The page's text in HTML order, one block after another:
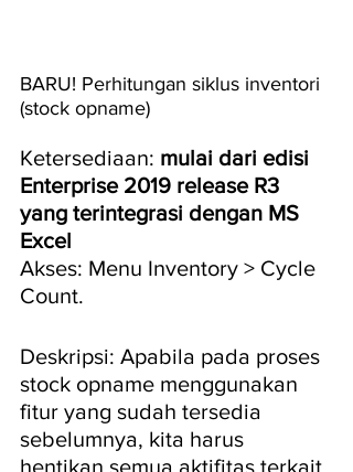
BARU! Perhitungan siklus inventori
(stock opname)
Ketersediaan: mulai dari edisi
Enterprise 2019 release R3
yang terintegrasi dengan MS
Excel
Akses: Menu Inventory > Cycle
Count.
Deskripsi: Apabila pada proses
stock opname menggunakan
fitur yang sudah tersedia
sebelumnya, kita harus
hentikan semua aktifitas terkait